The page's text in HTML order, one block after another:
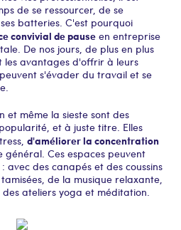
de se ressourcer, de se
batteries. C'est pourquoi
convivial de pause en entreprise
De nos jours, de plus en plus
les avantages d'offrir à leurs
s'évader du travail et se
et même la sieste sont des
et à juste titre. Elles
d'améliorer la concentration
Ces espaces peuvent
des canapés et des coussins
de la musique relaxante,
des ateliers yoga et méditation.